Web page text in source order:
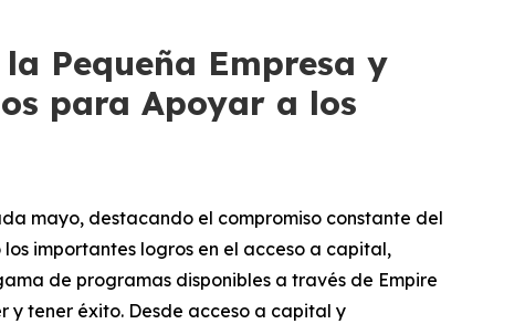
Pequeña Empresa y
para Apoyar a los
mayo, destacando el compromiso constante del
importantes logros en el acceso a capital,
de programas disponibles a través de Empire
y tener éxito. Desde acceso a capital y